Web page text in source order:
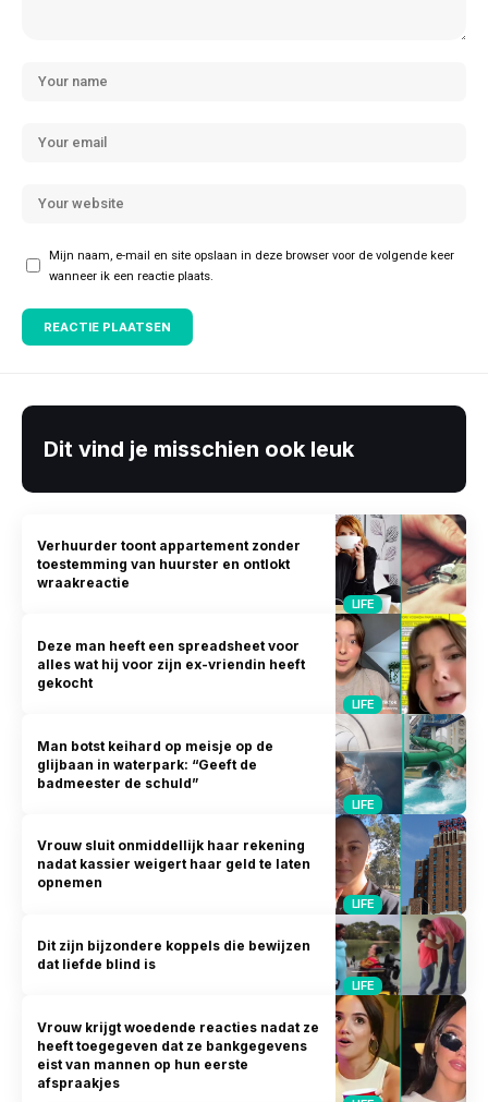
Mijn naam, e-mail en site opslaan in deze browser voor de volgende keer
wanneer ik een reactie plaats.
Dit vind je misschien ook leuk
LIFE
Verhuurder toont appartement zonder
toestemming van huurster en ontlokt
wraakreactie
LIFE
Deze man heeft een spreadsheet voor
alles wat hij voor zijn ex-vriendin heeft
gekocht
LIFE
Man botst keihard op meisje op de
glijbaan in waterpark: “Geeft de
badmeester de schuld”
LIFE
Vrouw sluit onmiddellijk haar rekening
nadat kassier weigert haar geld te laten
opnemen
LIFE
Dit zijn bijzondere koppels die bewijzen
dat liefde blind is
Vrouw krijgt woedende reacties nadat ze
heeft toegegeven dat ze bankgegevens
eist van mannen op hun eerste
afspraakjes